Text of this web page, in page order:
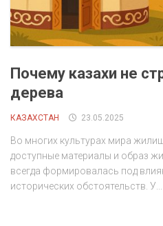
Почему казахи не
дерева
КАЗАХСТАН 23.05.2025
Во многих культурах мира
доступные материалы и образ
всегда формировалась под
исторических обстоятельств. У...